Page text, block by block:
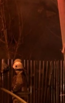
çatısında
itfaiye ekipleri
sonrası bina